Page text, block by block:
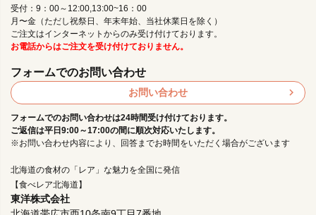
北海道の食材の「レア」な魅力を全国に発信
【食べレア北海道】
東洋株式会社
受付：9：00～12:00,13:00~16：00
月〜金（ただし祝祭日、年末年始、当社休業日を除く）
ご注文はインターネットからのみ受け付けております。
お電話からはご注文を受け付けておりません。
フォームでのお問い合わせ
お問い合わせ
フォームでのお問い合わせは24時間受け付けております。
ご返信は平日9:00～17:00の間に順次対応いたします。
※お問い合わせ内容により、回答までお時間をいただく場合がございます